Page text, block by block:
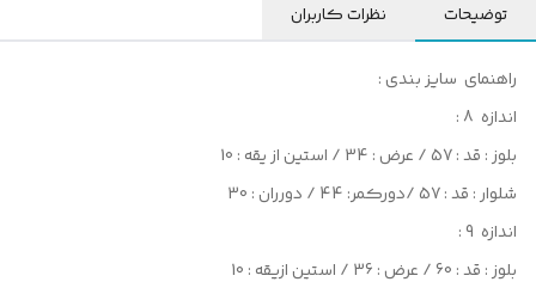
توضیحات نظرات کاربران
راهنمای سایز بندی :
اندازه 8 :
بلوز : قد : 57 / عرض : 34 / استین از یقه : 10
شلوار : قد : 57 /دورکمر: 44 / دورران : 30
اندازه 9 :
بلوز : قد : 60 / عرض : 36 / استین ازیقه : 10